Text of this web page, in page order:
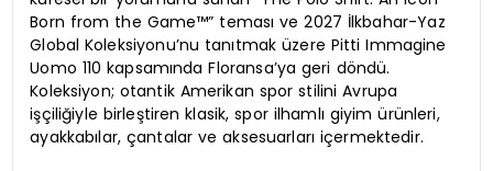
Born from the Game™” teması ve 2027 İlkbahar-Yaz
Global Koleksiyonu’nu tanıtmak üzere Pitti Immagine
Uomo 110 kapsamında Floransa’ya geri döndü.
Koleksiyon; otantik Amerikan spor stilini Avrupa
işçiliğiyle birleştiren klasik, spor ilhamlı giyim ürünleri,
ayakkabılar, çantalar ve aksesuarları içermektedir.